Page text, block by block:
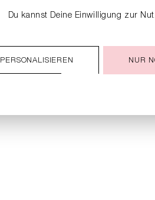
Du kannst Deine Einwilligung zur
PERSONALISIEREN NUR